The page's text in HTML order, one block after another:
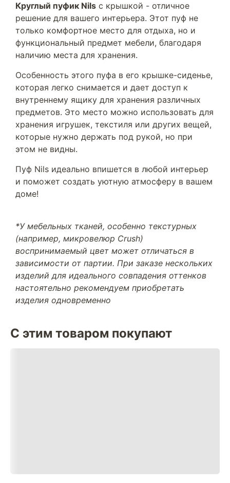
Круглый пуфик Nils с крышкой - отличное
решение для вашего интерьера. Этот пуф не
только комфортное место для отдыха, но и
функциональный предмет мебели, благодаря
наличию места для хранения.
Особенность этого пуфа в его крышке-сиденье,
которая легко снимается и дает доступ к
внутреннему ящику для хранения различных
предметов. Это место можно использовать для
хранения игрушек, текстиля или других вещей,
которые нужно держать под рукой, но при
этом не видны.
Пуф Nils идеально впишется в любой интерьер
и поможет создать уютную атмосферу в вашем
доме!
*У мебельных тканей, особенно текстурных
(например, микровелюр Crush)
воспринимаемый цвет может отличаться в
зависимости от партии. При заказе нескольких
изделий для идеального совпадения оттенков
настоятельно рекомендуем приобретать
изделия одновременно
С этим товаром покупают